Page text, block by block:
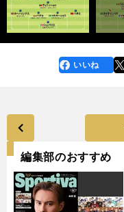
faceboo
k
いいね
編集部のおすすめ